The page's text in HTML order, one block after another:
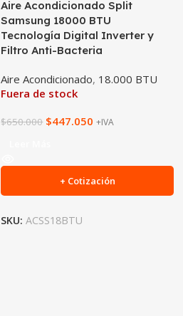
Aire Acondicionado Split
Samsung 18000 BTU
Tecnología Digital Inverter y
Filtro Anti-Bacteria
Aire Acondicionado, 18.000 BTU
Fuera de stock
$650.000 $447.050 +IVA
+ Cotización
SKU:ACSS18BTU